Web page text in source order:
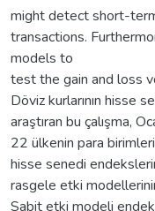
might detect short-
transactions.
models to
test the gain and loss
Döviz kurlarının hisse
araştıran bu çalışma,
22 ülkenin para
hisse senedi
rasgele etki
Sabit etki modeli